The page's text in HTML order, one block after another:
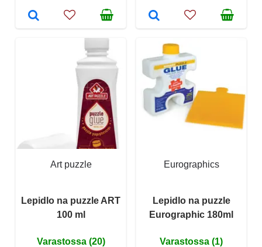
Art puzzle
Lepidlo na puzzle ART
100 ml
Varastossa (20)
Eurographics
Lepidlo na puzzle
Eurographic 180ml
Varastossa (1)